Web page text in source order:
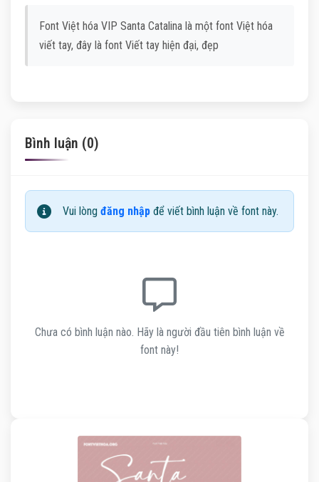
Font Việt hóa VIP Santa Catalina là một font Việt hóa
viết tay, đây là font Viết tay hiện đại, đẹp
Bình luận (0)
Vui lòng đăng nhập để viết bình luận về font này.
Chưa có bình luận nào. Hãy là người đầu tiên bình luận về
font này!